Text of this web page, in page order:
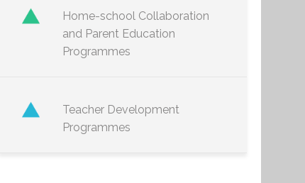
Home-school Collaboration
and Parent Education
Programmes
Teacher Development
Programmes